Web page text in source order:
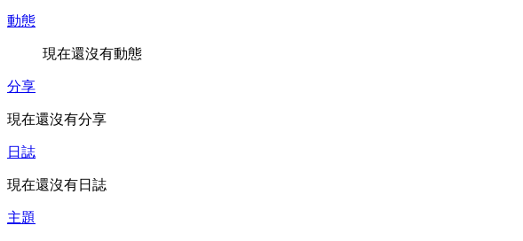
動態
現在還沒有動態
分享
現在還沒有分享
日誌
現在還沒有日誌
主題